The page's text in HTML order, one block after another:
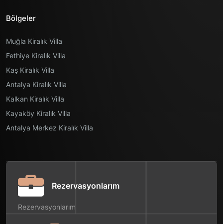
Bölgeler
Muğla Kiralık Villa
Fethiye Kiralık Villa
Kaş Kiralık Villa
Antalya Kiralık Villa
Kalkan Kiralık Villa
Kayaköy Kiralık Villa
Antalya Merkez Kiralık Villa
Rezervasyonlarım
Rezervasyonlarım